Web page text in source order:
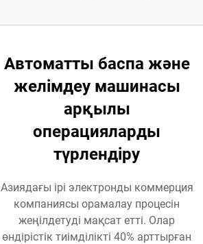
Автоматты баспа және
желімдеу машинасы
арқылы
операцияларды
түрлендіру
Азиядағы ірі электронды коммерция
компаниясы орамалау процесін
жеңілдетуді мақсат етті. Олар
өндірістік тиімділікті 40% арттырған